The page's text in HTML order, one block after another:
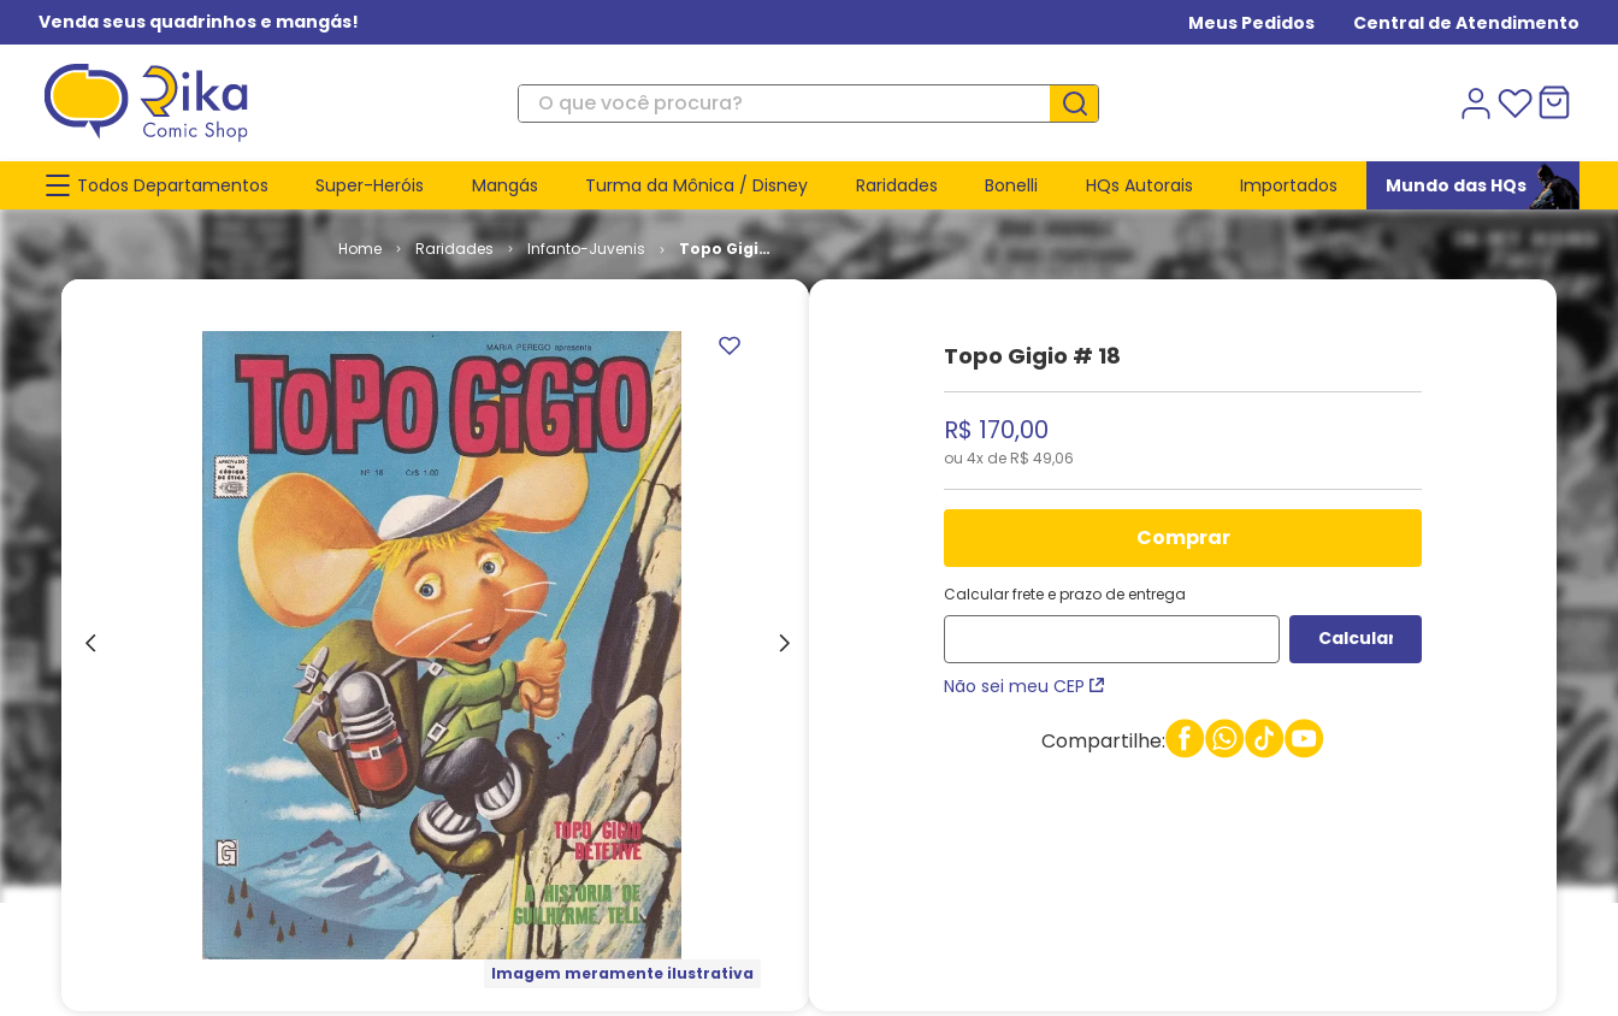
Venda seus quadrinhos e mangás! Meus Pedidos Central de Atendimento
O que você procura?
Todos Departamentos Super-Heróis Mangás Turma da Mônica / Disney Raridades Bonelli HQs Autorais Importados Mundo das HQs
Raridades Infanto-Juvenis
Topo Gigio
# 18
Imagem meramente ilustrativa
Topo Gigio # 18
R$ 170,00
ou 4x de R$ 49,06
comprar
Calcular frete e prazo de entrega
Não sei meu CEP
Compartilhe: